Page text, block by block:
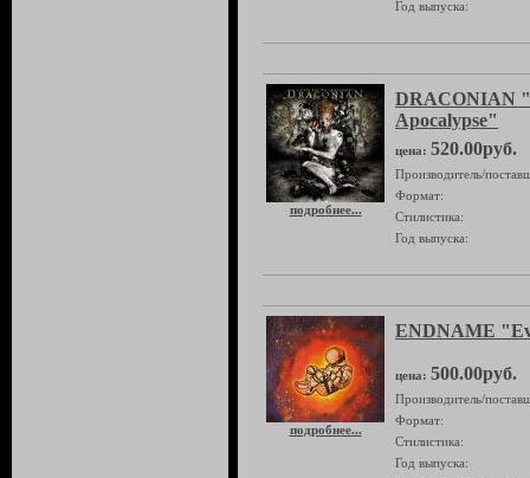
Год выпуска:
подробнее...
DRACONIAN
Apocalypse"
цена: 520.00руб.
Производитель/
Формат:
Стилистика:
Год выпуска:
подробнее...
ENDNAME
цена: 500.00руб.
Производитель/
Формат:
Стилистика:
Год выпуска: